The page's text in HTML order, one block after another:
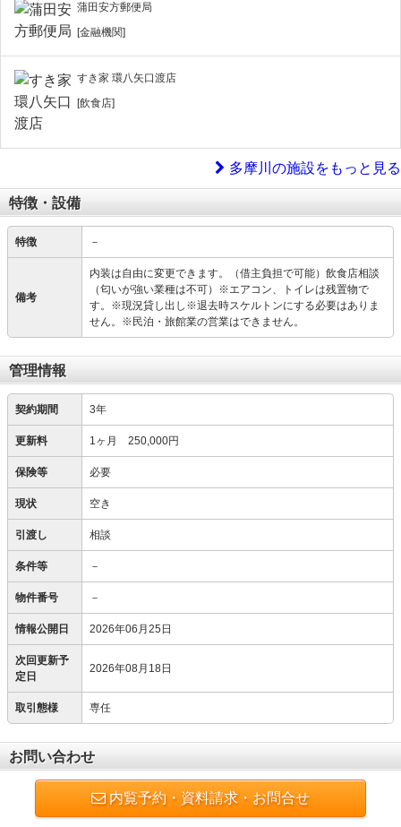
蒲田安方郵便局
[金融機関]
すき家 環八矢口渡店
[飲食店]
多摩川の施設をもっと見る
特徴・設備
特徴 －
備考
内装は自由に変更できます。（借主負担で可能）飲食店相談
（匂いが強い業種は不可）※エアコン、トイレは残置物で
す。※現況貸し出し※退去時スケルトンにする必要はありま
せん。※民泊・旅館業の営業はできません。
管理情報
契約期間 3年
更新料 1ヶ月 250,000円
保険等 必要
現状 空き
引渡し 相談
条件等 －
物件番号 －
情報公開日 2026年06月25日
次回更新予
定日
2026年08月18日
取引態様 専任
お問い合わせ
内覧予約・資料請求・お問合せ